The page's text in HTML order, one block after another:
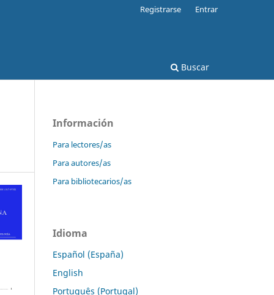
Buscar
Registrarse Entrar
Información
Para lectores/as
Para autores/as
Para bibliotecarios/as
Idioma
Español (España)
English
Português (Portugal)